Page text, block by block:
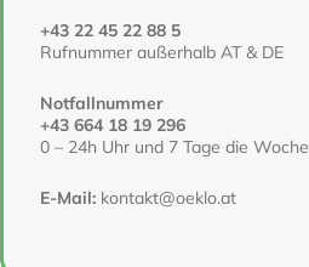
+43 22 45 22 88 5
Rufnummer außerhalb AT & DE
Notfallnummer
+43 664 18 19 296
0 – 24h Uhr und 7 Tage die Woche
E-Mail: kontakt@oeklo.at